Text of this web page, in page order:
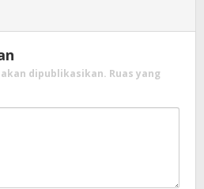
dipublikasikan. Ruas yang